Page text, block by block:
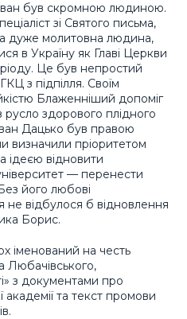
був скромною людиною.
зі Святого письма,
дуже молитовна людина,
в Україну як Главі Церкви
Це був непростий
з підпілля. Своїм
Блаженніший допоміг
здорового плідного
Дацько був правою
визначили пріоритетом
ідеєю відновити
— перенести
його любові
не відбулося б відновлення
Борис.
іменований на честь
Любачівського,
з документами про
академії та текст промови